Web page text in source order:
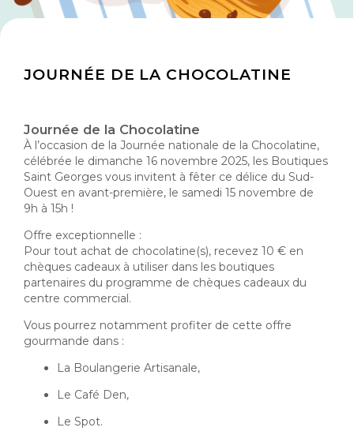
JOURNÉE DE LA CHOCOLATINE
Journée de la Chocolatine
À l’occasion de la Journée nationale de la Chocolatine,
célébrée le dimanche 16 novembre 2025, les Boutiques
Saint Georges vous invitent à fêter ce délice du Sud-
Ouest en avant-première, le samedi 15 novembre de
9h à 15h !
Offre exceptionnelle :
Pour tout achat de chocolatine(s), recevez 10 € en
chèques cadeaux à utiliser dans les boutiques
partenaires du programme de chèques cadeaux du
centre commercial.
Vous pourrez notamment profiter de cette offre
gourmande dans :
La Boulangerie Artisanale,
Le Café Den,
Le Spot.